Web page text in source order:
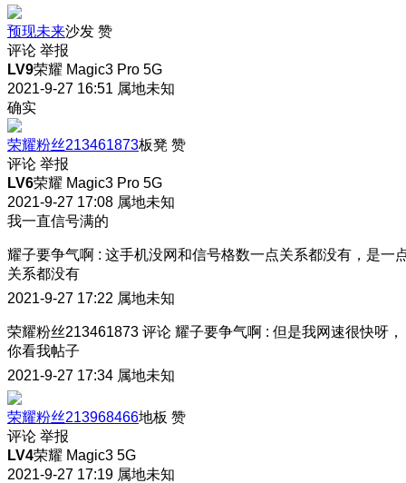
预现未来沙发 赞
评论 举报
LV9荣耀 Magic3 Pro 5G
2021-9-27 16:51 属地未知
确实
荣耀粉丝213461873板凳 赞
评论 举报
LV6荣耀 Magic3 Pro 5G
2021-9-27 17:08 属地未知
我一直信号满的
耀子要争气啊 : 这手机没网和信号格数一点关系都没有，是一
关系都没有
2021-9-27 17:22 属地未知
荣耀粉丝213461873 评论 耀子要争气啊 : 但是我网速很快呀，
你看我帖子
2021-9-27 17:34 属地未知
荣耀粉丝213968466地板 赞
评论 举报
LV4荣耀 Magic3 5G
2021-9-27 17:19 属地未知